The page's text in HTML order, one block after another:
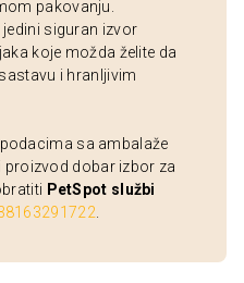
pakovanju.
siguran izvor
koje možda želite da
i hranljivim
sa ambalaže
proizvod dobar izbor za
PetSpot službi